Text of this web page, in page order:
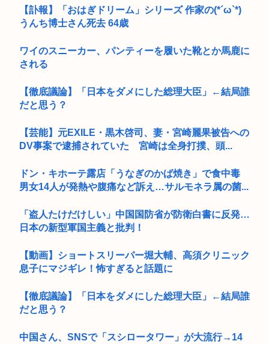
【訃報】「おはぎドリーム」シリーズ 作家の(*´ω`*)
うんち博士さん死去 64歳
ワイのスニーカー、パンティーを履いた靴とか馬鹿に
される
【徹底議論】「日本をダメにした総理大臣」←結局誰
だと思う？
【芸能】元EXILE・黒木啓司、妻・宮崎麗果被告への
DV事案で逮捕されていた 宮崎は全身打撲、頭...
ドン・キホーテ露店「うなぎのかば焼き」で食中毒
男女14人が発熱や腹痛など訴え…サルモネラ属の菌...
「盗人たけだけしい」中国国防省が防衛白書に反発…
日本の新型軍国主義と批判！
【動画】ショートスリーパー堀大輔、高須クリニック
息子にマジギレ！怖すぎると話題に
【徹底議論】「日本をダメにした総理大臣」←結局誰
だと思う？
中国さん、SNSで「スシロータワー」が大流行→14